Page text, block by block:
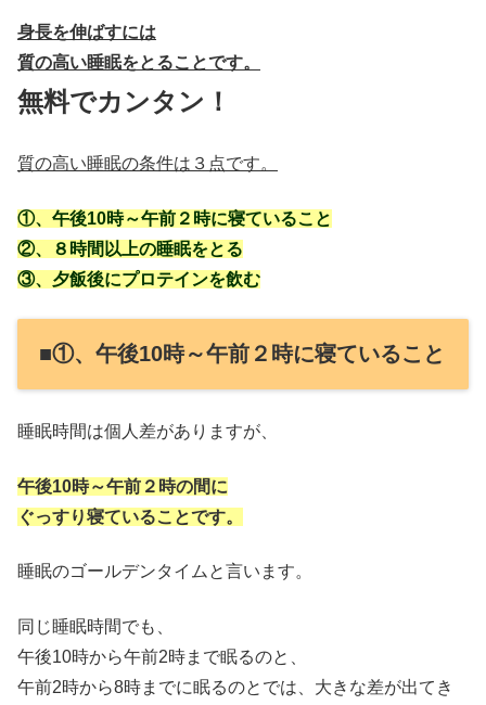
身長を伸ばすには
質の高い睡眠をとることです。
無料でカンタン！
質の高い睡眠の条件は３点です。
①、午後10時～午前２時に寝ていること
②、８時間以上の睡眠をとる
③、夕飯後にプロテインを飲む
■①、午後10時～午前２時に寝ていること
睡眠時間は個人差がありますが、
午後10時～午前２時の間に
ぐっすり寝ていることです。
睡眠のゴールデンタイムと言います。
同じ睡眠時間でも、
午後10時から午前2時まで眠るのと、
午前2時から8時までに眠るのとでは、大きな差が出てき